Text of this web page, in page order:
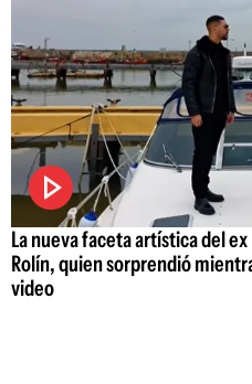
La nueva faceta artística del
Rolín, quien sorprendió
video